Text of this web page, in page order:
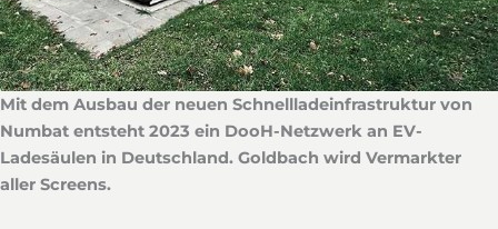
Mit dem Ausbau der neuen Schnellladeinfrastruktur von
Numbat entsteht 2023 ein DooH-Netzwerk an EV-
Ladesäulen in Deutschland. Goldbach wird Vermarkter
aller Screens.